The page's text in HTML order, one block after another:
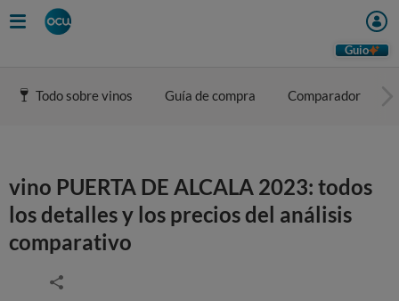
Guio
Todo sobre vinos Guía de compra Comparador
vino PUERTA DE ALCALA 2023: todos
los detalles y los precios del análisis
comparativo